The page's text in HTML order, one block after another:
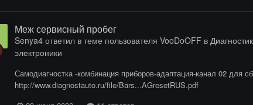
Меж сервисный пробег
Senya4ответил в теме пользователя VooDoOFF в
электроники
Самодиагностка -комбинация приборов-адаптация-канал 02 для
http://www.diagnostauto.ru/file/Bars...AGresetRUS.pdf